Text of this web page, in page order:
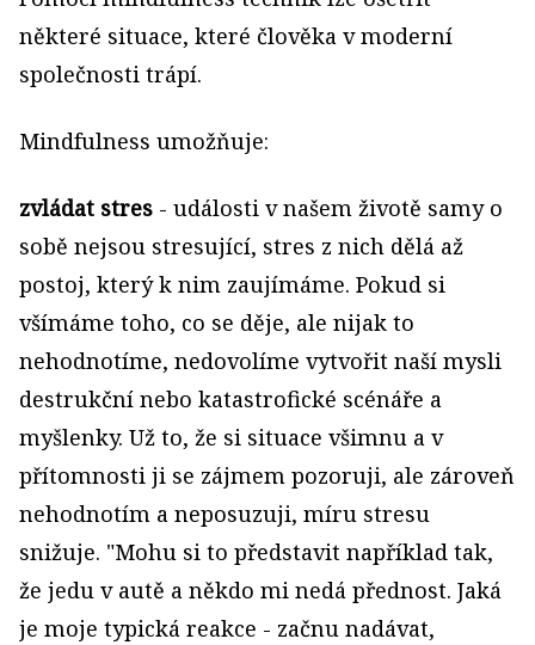
některé situace, které člověka v moderní
společnosti trápí.
Mindfulness umožňuje:
zvládat stres - události v našem životě samy o
sobě nejsou stresující, stres z nich dělá až
postoj, který k nim zaujímáme. Pokud si
všímáme toho, co se děje, ale nijak to
nehodnotíme, nedovolíme vytvořit naší mysli
destrukční nebo katastrofické scénáře a
myšlenky. Už to, že si situace všimnu a v
přítomnosti ji se zájmem pozoruji, ale zároveň
nehodnotím a neposuzuji, míru stresu
snižuje. "Mohu si to představit například tak,
že jedu v autě a někdo mi nedá přednost. Jaká
je moje typická reakce - začnu nadávat,